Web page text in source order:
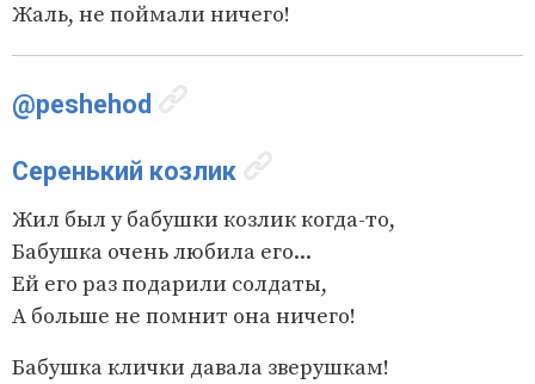
Жаль, не поймали ничего!
@peshehod
Серенький козлик
Жил был у бабушки козлик когда-то,
Бабушка очень любила его...
Ей его раз подарили солдаты,
А больше не помнит она ничего!
Бабушка клички давала зверушкам!